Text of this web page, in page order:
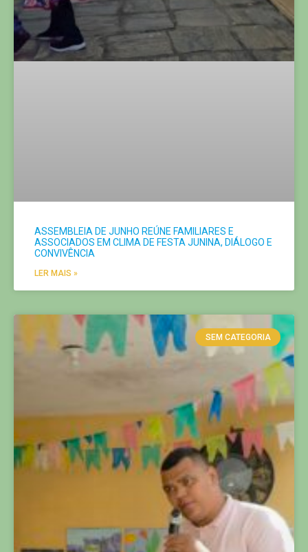
ASSEMBLEIA DE JUNHO REÚNE FAMILIARES E
ASSOCIADOS EM CLIMA DE FESTA JUNINA, DIÁLOGO E
CONVIVÊNCIA
LER MAIS »
SEM CATEGORIA